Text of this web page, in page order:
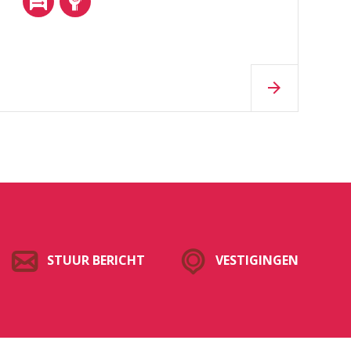
STUUR BERICHT VESTIGINGEN